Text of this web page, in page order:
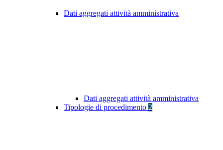
Dati aggregati attività amministrativa
Dati aggregati attività amministrativa
Tipologie di procedimento 2